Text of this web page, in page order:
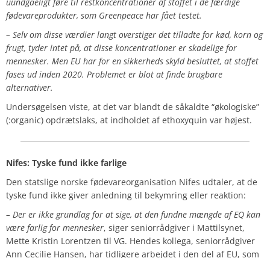
uundgåeligt føre til restkoncentrationer af stoffet i de færdige
fødevareprodukter, som Greenpeace har fået testet.
– Selv om disse værdier langt overstiger det tilladte for kød, korn og
frugt, tyder intet på, at disse koncentrationer er skadelige for
mennesker. Men EU har for en sikkerheds skyld besluttet, at stoffet
fases ud inden 2020. Problemet er blot at finde brugbare
alternativer.
Undersøgelsen viste, at det var blandt de såkaldte “økologiske”
(:organic) opdrætslaks, at indholdet af ethoxyquin var højest.
Nifes: Tyske fund ikke farlige
Den statslige norske fødevareorganisation Nifes udtaler, at de
tyske fund ikke giver anledning til bekymring eller reaktion:
– Der er ikke grundlag for at sige, at den fundne mængde af EQ kan
være farlig for mennesker, siger seniorrådgiver i Mattilsynet,
Mette Kristin Lorentzen til VG. Hendes kollega, seniorrådgiver
Ann Cecilie Hansen, har tidligere arbejdet i den del af EU, som